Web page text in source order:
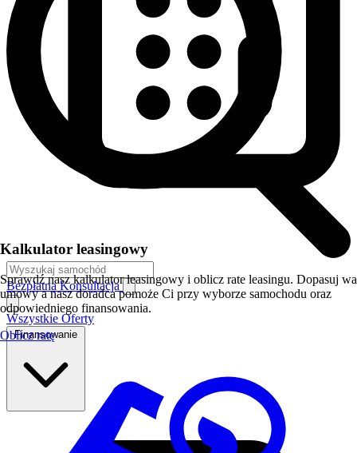
Bezpłatna Konsultacja
Wszystkie Oferty
Finansowanie
Kalkulator leasingowy
Sprawdź nasz kalkulator leasingowy i oblicz rate leasingu. Dopasuj
umowy a nasz doradca pomoże Ci przy wyborze samochodu oraz
odpowiedniego finansowania.
Oblicz ratę